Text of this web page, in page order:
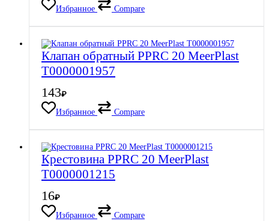
Избранное
Compare
Клапан обратный PPRC 20 MeerPlast
Т0000001957
143₽
Избранное
Compare
Крестовина PPRC 20 MeerPlast
Т0000001215
16₽
Избранное
Compare